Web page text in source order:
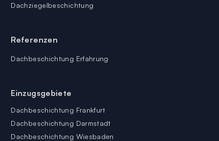
Dachziegelbeschichtung
Referenzen
Dachbeschichtung Erfahrung
Einzugsgebiete
Dachbeschichtung Frankfurt
Dachbeschichtung Darmstadt
Dachbeschichtung Wiesbaden